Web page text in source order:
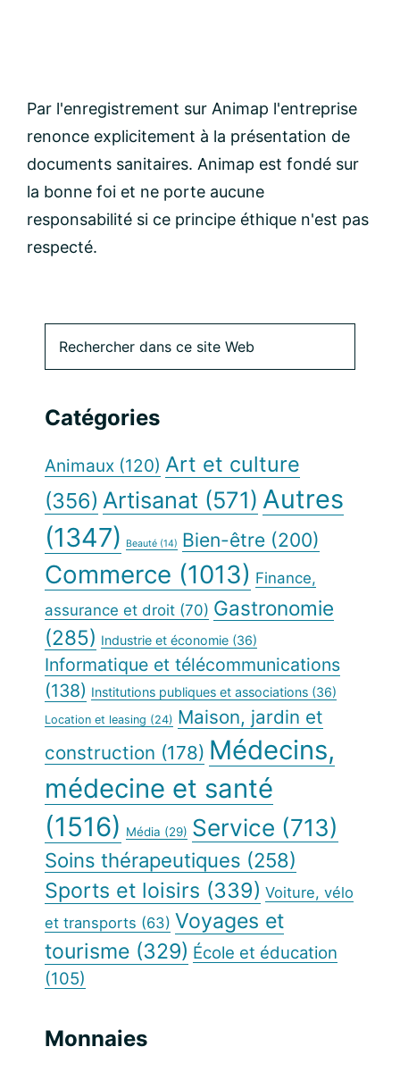
Par l'enregistrement sur Animap l'entreprise
renonce explicitement à la présentation de
documents sanitaires. Animap est fondé sur
la bonne foi et ne porte aucune
responsabilité si ce principe éthique n'est pas
respecté.
Barre
latérale
principale
dans
Web
Catégories
Animaux (120) Art et culture
(356) Artisanat (571) Autres
(1347)
Beauté (14) Bien-être (200)
Commerce (1013) Finance,
assurance et droit (70) Gastronomie
(285) Industrie et économie (36)
Informatique et télécommunications
(138) Institutions publiques et associations (36)
Location et leasing (24) Maison, jardin et
construction (178) Médecins,
médecine et santé
(1516) Média (29) Service (713)
Soins thérapeutiques (258)
Sports et loisirs (339) Voiture, vélo
et transports (63) Voyages et
tourisme (329) École et éducation
(105)
Monnaies